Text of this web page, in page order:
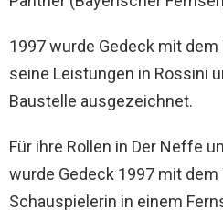
1997 wurde Gedeck mit
seine Leistungen in Rossini
Baustelle ausgezeichnet.
Für ihre Rollen in Der Neffe
wurde Gedeck 1997 mit
Schauspielerin in einem